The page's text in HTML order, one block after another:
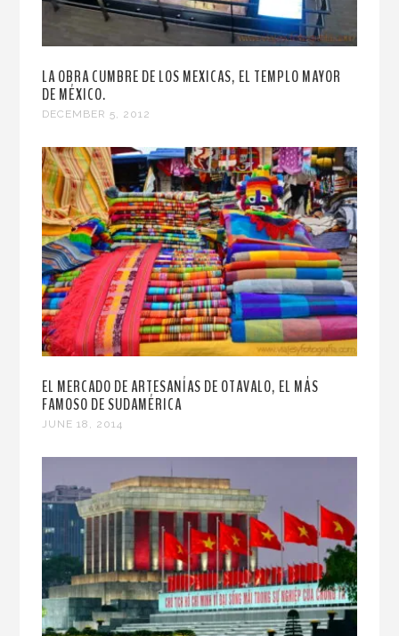
LA OBRA CUMBRE DE LOS MEXICAS, EL TEMPLO MAYOR
DE MÉXICO.
DECEMBER 5, 2012
EL MERCADO DE ARTESANÍAS DE OTAVALO, EL MÁS
FAMOSO DE SUDAMÉRICA
JUNE 18, 2014